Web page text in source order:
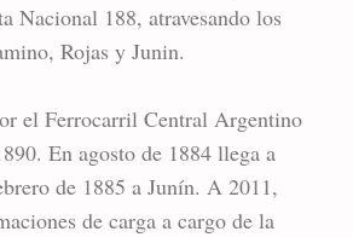
Nacional 188, atravesando los
Rojas y Junin.
el Ferrocarril Central Argentino
En agosto de 1884 llega a
de 1885 a Junín. A 2011,
de carga a cargo de la